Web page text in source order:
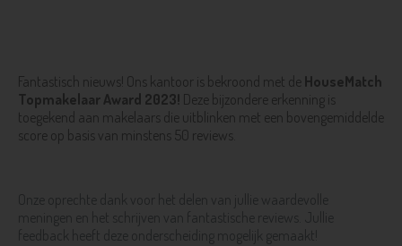
Fantastisch nieuws! Ons kantoor is bekroond met de HouseMatch
Topmakelaar Award 2023! Deze bijzondere erkenning is
toegekend aan makelaars die uitblinken met een bovengemiddelde
score op basis van minstens 50 reviews.
Onze oprechte dank voor het delen van jullie waardevolle
meningen en het schrijven van fantastische reviews. Jullie
feedback heeft deze onderscheiding mogelijk gemaakt!